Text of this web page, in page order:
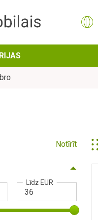
Notīrīt
Līdz EUR